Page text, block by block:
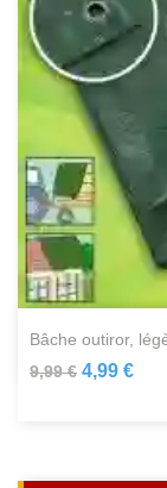
bâche outiror,
9,99 € 4,99 €